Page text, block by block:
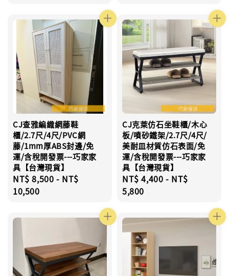
CJ查雅編織網藤鞋
櫃/2.7尺/4尺/PVC網
藤/1mm厚ABS封邊/免
運/含稅開發票---巧家家
具【台灣現貨】
Regular
price
NT$ 8,500 - NT$
10,500
CJ克萊仿石坐鞋櫃/木心
板/噴砂鐵架/2.7尺/4尺/
美耐皿材質仿石表面/免
運/含稅開發票---巧家家
具【台灣現貨】
Regular
price
NT$ 4,400 - NT$
5,800